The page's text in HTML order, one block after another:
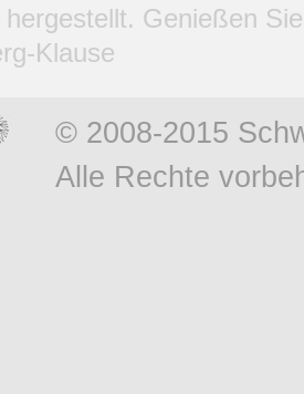
hergestellt. Genießen
Klause
© 2008-2015
Alle Rechte